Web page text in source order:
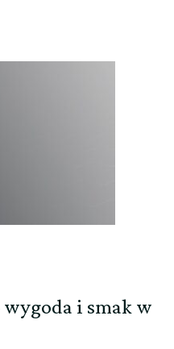
i smak w